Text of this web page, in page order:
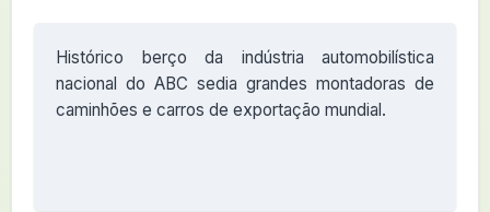
Histórico berço da indústria automobilística
nacional do ABC sedia grandes montadoras de
caminhões e carros de exportação mundial.